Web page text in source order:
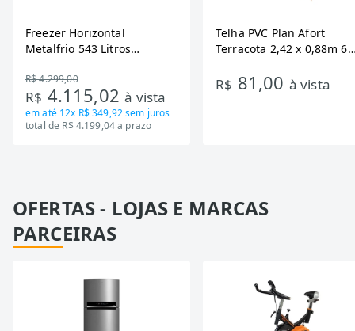
Freezer Horizontal
Metalfrio 543 Litros
Tecnologia Inverter, Branco,
Bivolt
R$ 4.299,00
R$ 4.115,02à vista
em até 12x R$ 349,92sem juros
total de R$ 4.199,04 a prazo
Telha PVC Plan Afort
Terracota 2,42 x 0,88m 6
R$ 81,00 à vista
OFERTAS - LOJAS E MARCAS
PARCEIRAS